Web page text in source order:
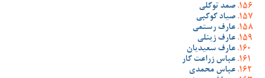
صمد توکلی
صیاد کوکبی
عارف رستمی
عارف زینلی
عارف سعیدیان
عباس زراعت کار
عباس محمدی